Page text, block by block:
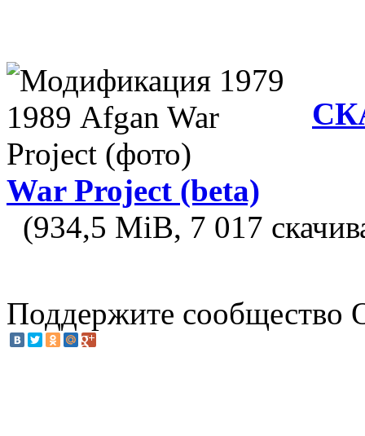
War Project (beta)
(934,5 MiB, 7 017
Поддержите сообщество